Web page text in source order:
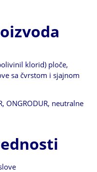
klorid) ploče,
sa čvrstom i sjajnom
ONGRODUR, neutralne